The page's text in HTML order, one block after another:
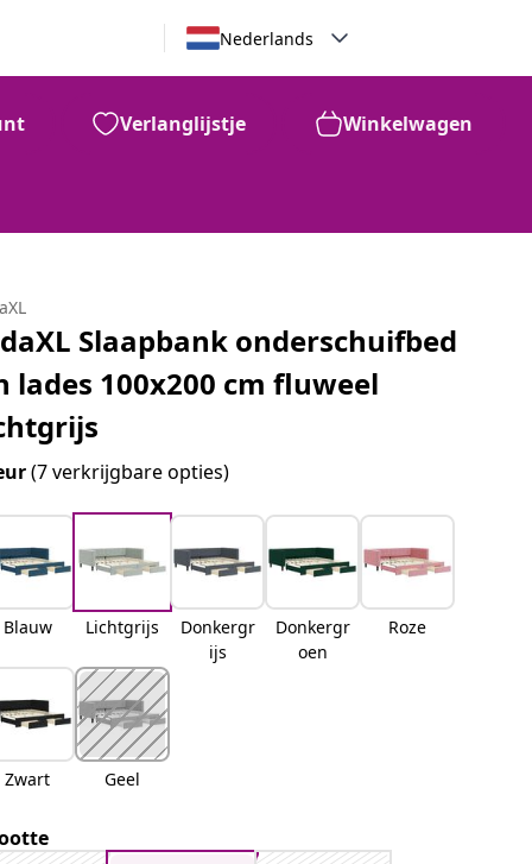
Nederlands
Verlanglijstje Winkelwagen
Slaapbank onderschuifbed
lades 100x200 cm fluweel
(7 verkrijgbare opties)
Blauw Lichtgrijs
Donkergr
ijs
Donkergr
oen
Roze
Zwart Geel